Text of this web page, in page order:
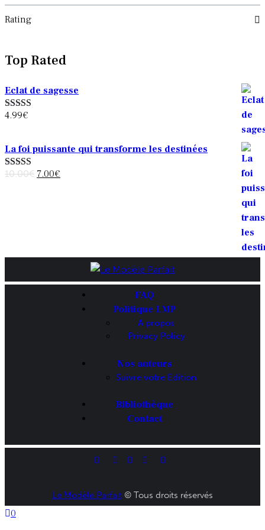
Rating
Top Rated
Eclat de sagesse
Note5.00
4.99€
La foi puissante qui transforme les destinées
Note4.00
10.00€ Le
7.00€
FAQ
Politique LMP
A propos
Privacy Policy
Nos auteurs
Suivre votre Edition
Bibliothèque
Contact
Le Modèle Parfait © Tous droits réservés
0